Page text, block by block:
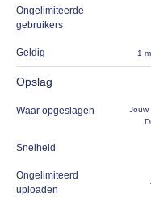
Ongelimiteerde
gebruikers
Geldig 1
Opslag
Waar opgeslagen
Jouw
Snelheid
Ongelimiteerd
uploaden